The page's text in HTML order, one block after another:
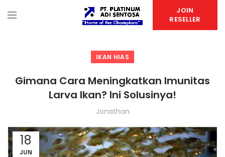
JOIN
RESELLER
IKAN HIAS
Gimana Cara Meningkatkan Imunitas
Larva Ikan? Ini Solusinya!
Jonathan
18
JUN